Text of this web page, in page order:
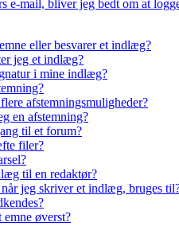
e-mail, bliver jeg bedt om at
eller besvarer et indlæg?
jeg et indlæg?
i mine indlæg?
afstemningsmuligheder?
en afstemning?
til et forum?
filer?
til en redaktør?
jeg skriver et indlæg, bruges
øverst?